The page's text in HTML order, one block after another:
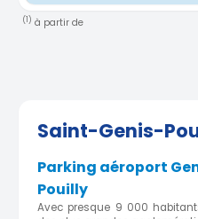
(1) à partir de
Saint-Genis-
Parking aéroport
Pouilly
Avec presque 9 000